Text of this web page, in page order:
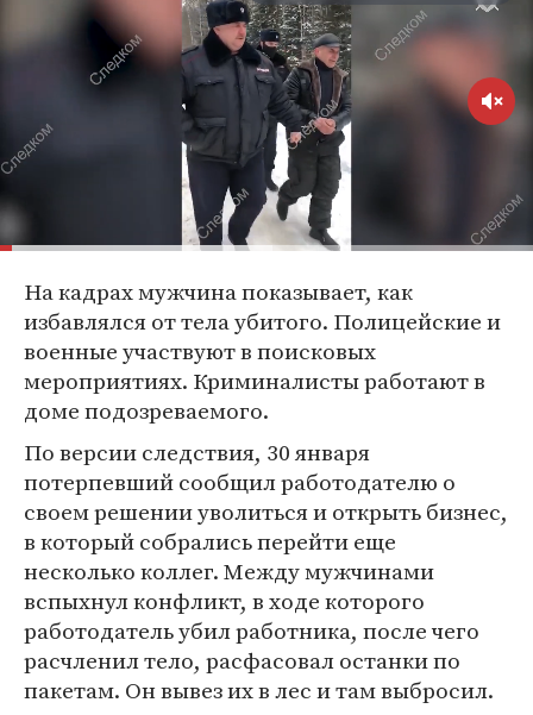
На кадрах мужчина показывает, как
избавлялся от тела убитого. Полицейские и
военные участвуют в поисковых
мероприятиях. Криминалисты работают в
доме подозреваемого.
По версии следствия, 30 января
потерпевший сообщил работодателю о
своем решении уволиться и открыть бизнес,
в который собрались перейти еще
несколько коллег. Между мужчинами
вспыхнул конфликт, в ходе которого
работодатель убил работника, после чего
расчленил тело, расфасовал останки по
пакетам. Он вывез их в лес и там выбросил.